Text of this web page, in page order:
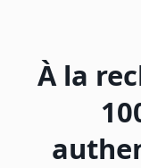
À la